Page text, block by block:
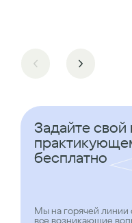
Задайте свой
бесплатно
Мы на горячей линии
все возникающие